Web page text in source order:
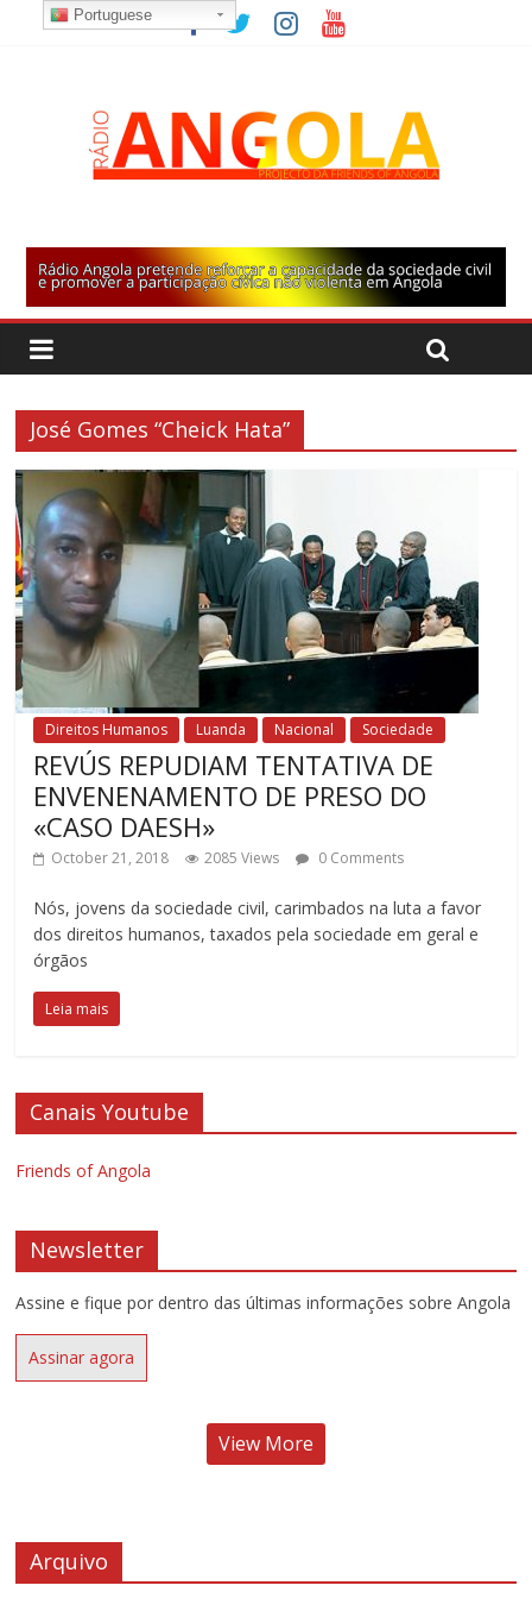
José Gomes “Cheick Hata”
Direitos Humanos Luanda Nacional Sociedade
REVÚS REPUDIAM TENTATIVA DE
ENVENENAMENTO DE PRESO DO
«CASO DAESH»
October 21, 2018 2085 Views 0 Comments
Nós, jovens da sociedade civil, carimbados na luta a favor
dos direitos humanos, taxados pela sociedade em geral e
órgãos
Leia mais
Canais Youtube
Friends of Angola
Newsletter
Assine e fique por dentro das últimas informações sobre Angola
Assinar agora
View More
Arquivo
Portuguese